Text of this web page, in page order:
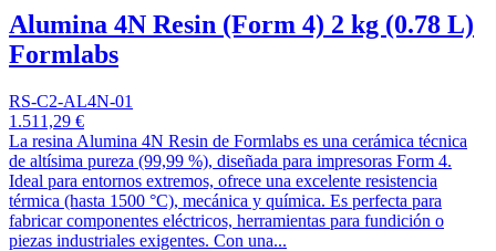
Alumina 4N Resin (Form 4) 2 kg (0.78 L)
Formlabs
RS-C2-AL4N-01
1.511,29 €
La resina Alumina 4N Resin de Formlabs es una cerámica técnica
de altísima pureza (99,99 %), diseñada para impresoras Form 4.
Ideal para entornos extremos, ofrece una excelente resistencia
térmica (hasta 1500 °C), mecánica y química. Es perfecta para
fabricar componentes eléctricos, herramientas para fundición o
piezas industriales exigentes. Con una...